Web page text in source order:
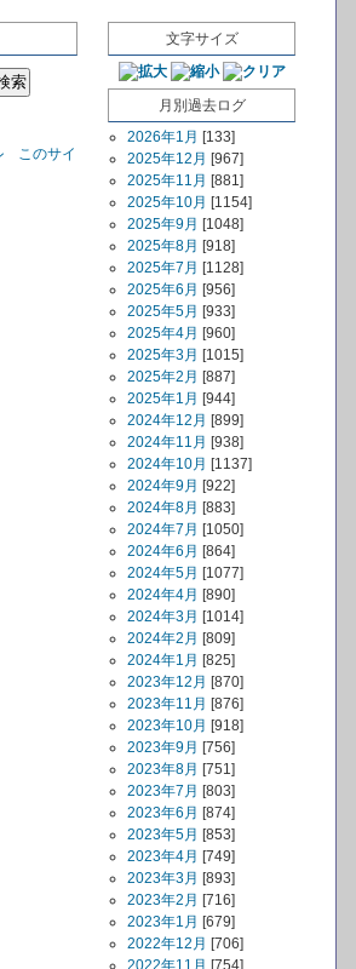
このサイ
文字サイズ
月別過去ログ
2026年1月 [133]
2025年12月 [967]
2025年11月 [881]
2025年10月 [1154]
2025年9月 [1048]
2025年8月 [918]
2025年7月 [1128]
2025年6月 [956]
2025年5月 [933]
2025年4月 [960]
2025年3月 [1015]
2025年2月 [887]
2025年1月 [944]
2024年12月 [899]
2024年11月 [938]
2024年10月 [1137]
2024年9月 [922]
2024年8月 [883]
2024年7月 [1050]
2024年6月 [864]
2024年5月 [1077]
2024年4月 [890]
2024年3月 [1014]
2024年2月 [809]
2024年1月 [825]
2023年12月 [870]
2023年11月 [876]
2023年10月 [918]
2023年9月 [756]
2023年8月 [751]
2023年7月 [803]
2023年6月 [874]
2023年5月 [853]
2023年4月 [749]
2023年3月 [893]
2023年2月 [716]
2023年1月 [679]
2022年12月 [706]
2022年11月 [754]